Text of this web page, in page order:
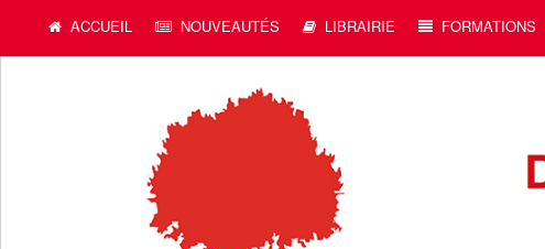
ACCUEIL NOUVEAUTÉS LIBRAIRIE FORMATIONS